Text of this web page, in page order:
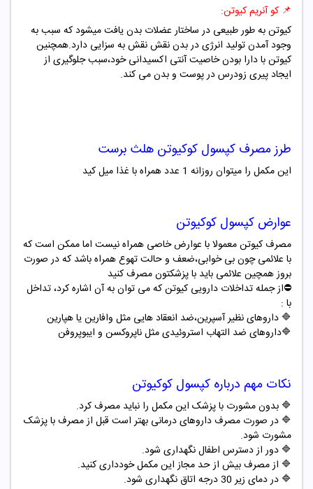
📌 کو آنریم کیوتن:
کیوتن به طور طبیعی در ساختار عضلات بدن یافت میشود که سبب به
وجود آمدن تولید انرژی در بدن نقش نقش به سزایی دارد.همچنین
کیوتن با دارا بودن خاصیت آنتی اکسیدانی خود،سبب جلوگیری از
ایجاد پیری زودرس در پوست و بدن می کند.
طرز مصرف کپسول کوکیوتن هلث برست
این مکمل را میتوان روزانه 1 عدد همراه با غذا میل کید
عوارض کپسول کوکیوتن
مصرف کیوتن معمولا با عوارض خاصی همراه نیست اما ممکن است که
با علائمی چون بی خوابی،ضعف و حالت تهوع همراه باشد که در صورت
بروز همچین علائمی باید با پزشکتون مصرف کنید
⛔️از جمله تداخلات دارویی کیوتن که می توان به آن اشاره کرد، تداخل
با :
🔷 داروهای نظیر آسپرین،ضد انعقاد هایی مثل وافارین یا هپارین
🔷داروهای ضد التهاب استروئیدی مثل ناپروکسن و ایبوپروفن
نکات مهم درباره کپسول کوکیوتن
🔷 بدون مشورت با پزشک این مکمل را نباید مصرف کرد.
🔷 در صورت مصرف داروهای درمانی بهتر است قبل از مصرف با پزشک
مشورت شود.
🔷 دور از دسترس اطفال نگهداری شود.
🔷 از مصرف بیش از حد مجاز این مکمل خودداری کنید.
🔷 در دمای زیر 30 درجه اتاق نگهداری شود.